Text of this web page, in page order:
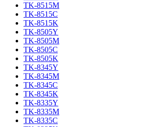
TK-8515M
TK-8515C
TK-8515K
TK-8505Y
TK-8505M
TK-8505C
TK-8505K
TK-8345Y
TK-8345M
TK-8345C
TK-8345K
TK-8335Y
TK-8335M
TK-8335C